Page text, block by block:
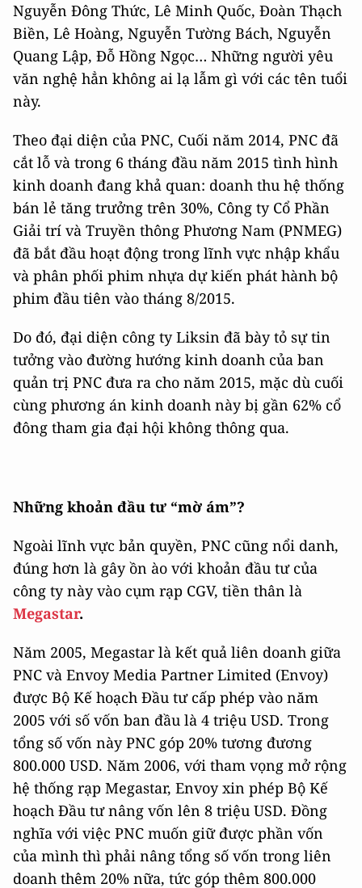
Nguyễn Đông Thức, Lê Minh Quốc, Đoàn Thạch
Biền, Lê Hoàng, Nguyễn Tường Bách, Nguyễn
Quang Lập, Đỗ Hồng Ngọc… Những người yêu
văn nghệ hẳn không ai lạ lẫm gì với các tên tuổi
này.
Theo đại diện của PNC, Cuối năm 2014, PNC đã
cắt lỗ và trong 6 tháng đầu năm 2015 tình hình
kinh doanh đang khả quan: doanh thu hệ thống
bán lẻ tăng trưởng trên 30%, Công ty Cổ Phần
Giải trí và Truyền thông Phương Nam (PNMEG)
đã bắt đầu hoạt động trong lĩnh vực nhập khẩu
và phân phối phim nhựa dự kiến phát hành bộ
phim đầu tiên vào tháng 8/2015.
Do đó, đại diện công ty Liksin đã bày tỏ sự tin
tưởng vào đường hướng kinh doanh của ban
quản trị PNC đưa ra cho năm 2015, mặc dù cuối
cùng phương án kinh doanh này bị gần 62% cổ
đông tham gia đại hội không thông qua.
Những khoản đầu tư “mờ ám”?
Ngoài lĩnh vực bản quyền, PNC cũng nổi danh,
đúng hơn là gây ồn ào với khoản đầu tư của
công ty này vào cụm rạp CGV, tiền thân là
Megastar.
Năm 2005, Megastar là kết quả liên doanh giữa
PNC và Envoy Media Partner Limited (Envoy)
được Bộ Kế hoạch Đầu tư cấp phép vào năm
2005 với số vốn ban đầu là 4 triệu USD. Trong
tổng số vốn này PNC góp 20% tương đương
800.000 USD. Năm 2006, với tham vọng mở rộng
hệ thống rạp Megastar, Envoy xin phép Bộ Kế
hoạch Đầu tư nâng vốn lên 8 triệu USD. Đồng
nghĩa với việc PNC muốn giữ được phần vốn
của mình thì phải nâng tổng số vốn trong liên
doanh thêm 20% nữa, tức góp thêm 800.000